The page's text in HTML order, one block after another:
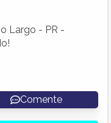
Largo - PR -
Comente